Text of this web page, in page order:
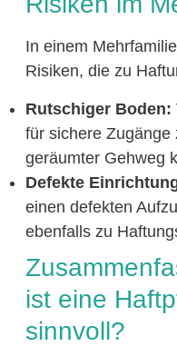
In einem
Risiken, die zu
Rutschiger Boden:
für sichere Zugänge
geräumter Gehweg
Defekte
einen defekten
ebenfalls zu
ist eine
sinnvoll?